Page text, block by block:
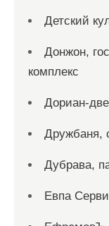
Детский
Донжон,
комплекс
Дориан-
Дружбаня,
Дубрава,
Евпа